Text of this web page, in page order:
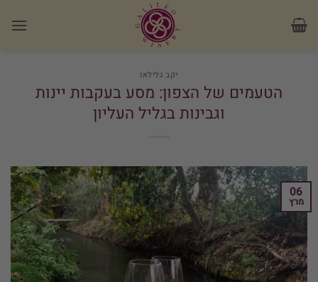
יקב גלילאו
הטעמים של הצפון: מסע בעקבות יינות
וגבינות בגליל העליון
06
מרץ